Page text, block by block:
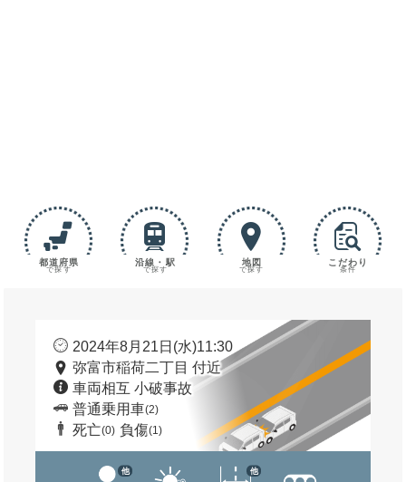
都道府県
で探す
沿線・駅
で探す
地図
で探す
こだわり
条件
2024年8月21日(水)11:30
弥富市稲荷二丁目 付近
車両相互 小破事故
普通乗用車(2)
死亡(0) 負傷(1)
他 他